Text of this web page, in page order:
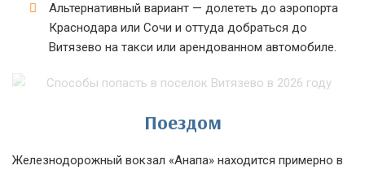
Альтернативный вариант — долететь до аэропорта
Краснодара или Сочи и оттуда добраться до
Витязево на такси или арендованном автомобиле.
Поездом
Железнодорожный вокзал «Анапа» находится примерно в